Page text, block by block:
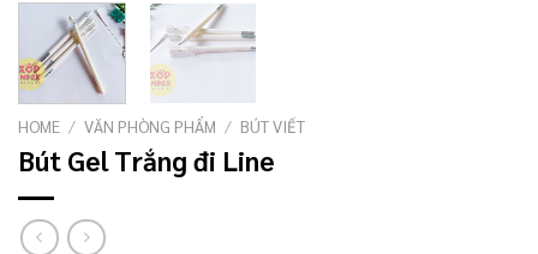
HOME / VĂN PHÒNG PHẨM / BÚT VIẾT
Bút Gel Trắng đi Line